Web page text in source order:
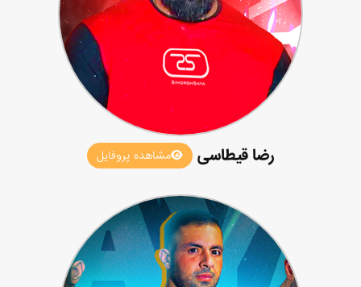
رضا قیطاسی مشاهده پروفایل